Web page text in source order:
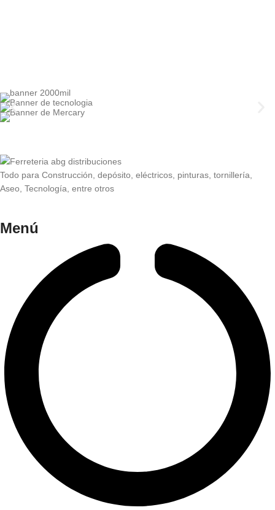
Todo para Construcción, depósito, eléctricos, pinturas, tornillería,
Aseo, Tecnología, entre otros
Menú